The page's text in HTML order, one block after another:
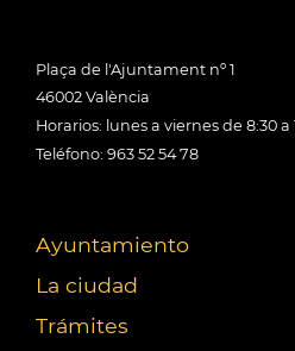
Plaça de l'Ajuntament nº 1
46002 València
Horarios: lunes a viernes de 8:30 a
Teléfono: 963 52 54 78
Ayuntamiento
La ciudad
Trámites